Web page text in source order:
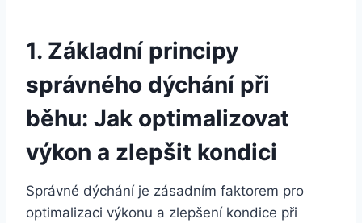
1. Základní principy
správného dýchání při
běhu: Jak optimalizovat
výkon a zlepšit kondici
Správné dýchání je zásadním faktorem pro
optimalizaci výkonu a zlepšení kondice při